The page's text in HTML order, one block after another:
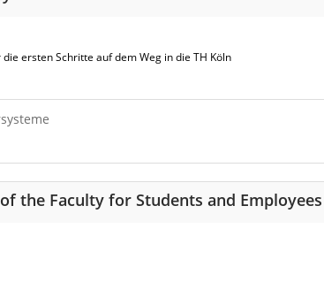
ersten Schritte auf dem Weg in die TH Köln
the Faculty for Students and Employees